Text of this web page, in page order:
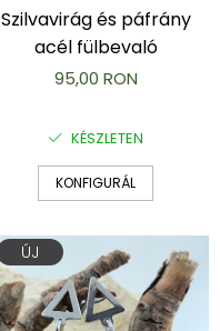
Szilvavirág és páfrány
acél fülbevaló
95,00 RON
KÉSZLETEN
KONFIGURÁL
ÚJ